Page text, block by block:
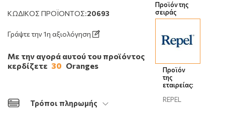
ΚΩΔΙΚΌΣ ΠΡΟΪΌΝΤΟΣ:20693
Γράψτε την 1η αξιολόγηση
Με την αγορά αυτού του προϊόντος
κερδίζετε 30 Oranges
Τρόποι πληρωμής
Προϊόν της
σειράς
Προϊόν
της
εταιρείας:
REPEL